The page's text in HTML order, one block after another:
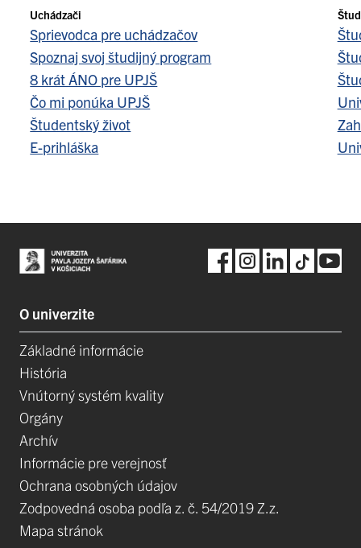
Uchádzači
Sprievodca pre uchádzačov
Spoznaj svoj študijný program
8 krát ÁNO pre UPJŠ
Čo mi ponúka UPJŠ
Študentský život
E-prihláška
O univerzite
Základné informácie
História
Vnútorný systém kvality
Orgány
Archív
Informácie pre verejnosť
Ochrana osobných údajov
Zodpovedná osoba podľa z. č. 54/2019 Z.z.
Mapa stránok